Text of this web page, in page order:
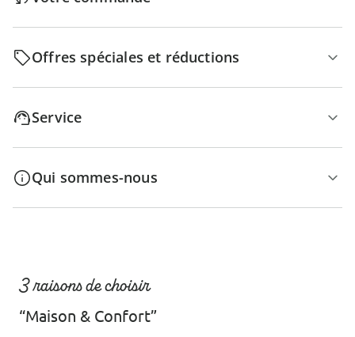
Offres spéciales et réductions
Service
Qui sommes-nous
3 raisons de choisir
“Maison & Confort”